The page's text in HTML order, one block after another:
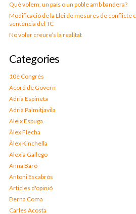
Què volem, un país o un poble amb bandera?
Modificació de la Llei de mesures de conflicte
sentència del TC
No voler creure’s la realitat
Categories
10è Congrés
Acord de Govern
Adrià Espineta
Adrià Palmitjavila
Aleix Espuga
Àlex Flecha
Àlex Kinchella
Alexia Gallego
Anna Baró
Antoni Escabrós
Articles d'opinió
Berna Coma
Carles Acosta